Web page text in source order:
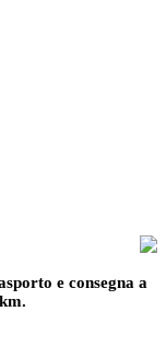
e consegna a